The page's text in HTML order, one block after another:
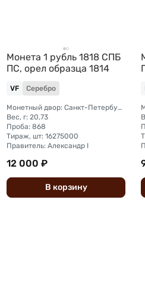
Монета 1 рубль 1818 СПБ
ПС, орел образца 1814
VF Серебро
Монетный двор: Санкт-Петербургский монетный двор
Вес, г: 20,73
Проба: 868
Тираж, шт: 16275000
Правитель: Александр I
12 000 ₽
В корзину